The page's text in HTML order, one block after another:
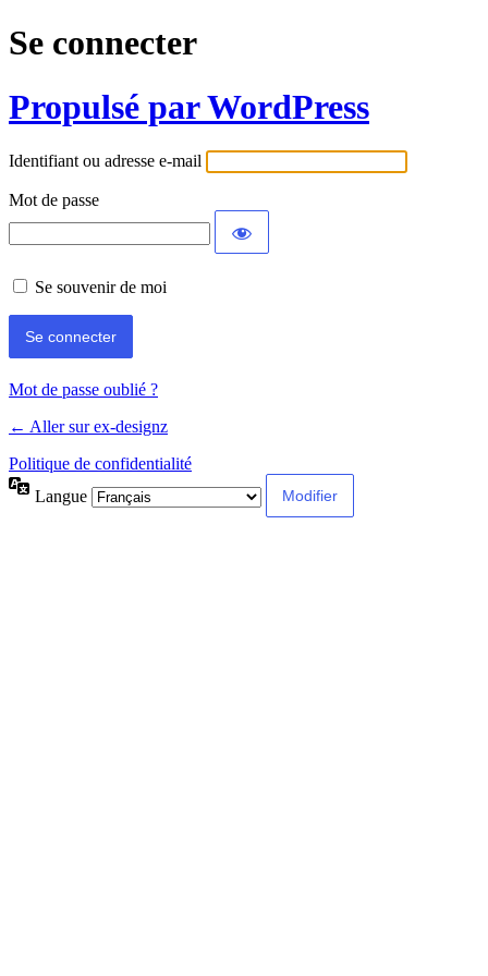
Se connecter
Propulsé par WordPress
Identifiant ou adresse e-mail
Mot de passe
Se souvenir de moi
Mot de passe oublié ?
← Aller sur ex-designz
Politique de confidentialité
Langue